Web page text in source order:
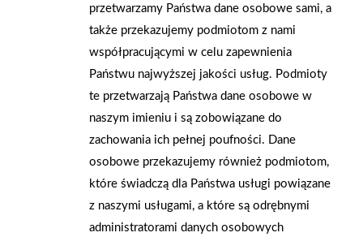
AKTUALNOŚCI
przetwarzamy Państwa dane osobowe sami, a
także przekazujemy podmiotom z nami
współpracującymi w celu zapewnienia
Państwu najwyższej jakości usług. Podmioty
te przetwarzają Państwa dane osobowe w
naszym imieniu i są zobowiązane do
zachowania ich pełnej poufności. Dane
osobowe przekazujemy również podmiotom,
które świadczą dla Państwa usługi powiązane
z naszymi usługami, a które są odrębnymi
administratorami danych osobowych